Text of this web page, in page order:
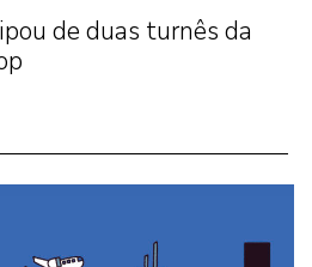
de duas turnês da